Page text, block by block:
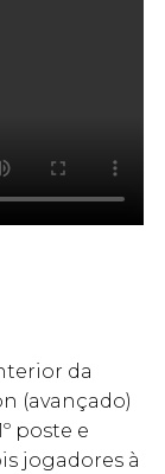
da
(avançado)
poste e
jogadores à